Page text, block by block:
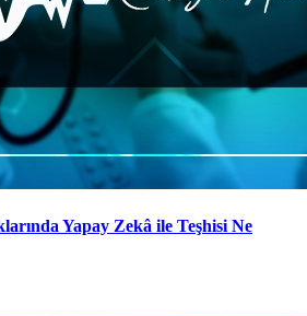
Yapay Zekâ ile Teşhisi Ne